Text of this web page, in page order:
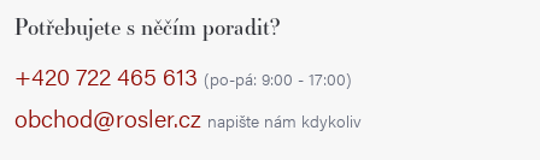
Potřebujete s něčím poradit?
+420 722 465 613 (po-pá: 9:00 - 17:00)
obchod@rosler.cz napište nám kdykoliv